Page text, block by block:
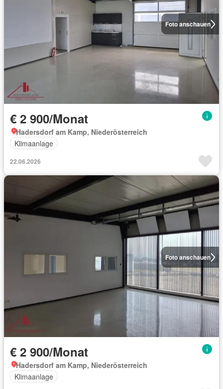
Foto anschauen
€ 2 900/Monat
Hadersdorf am Kamp, Niederösterreich
Klimaanlage
22.06.2026
Foto anschauen
€ 2 900/Monat
Hadersdorf am Kamp, Niederösterreich
Klimaanlage